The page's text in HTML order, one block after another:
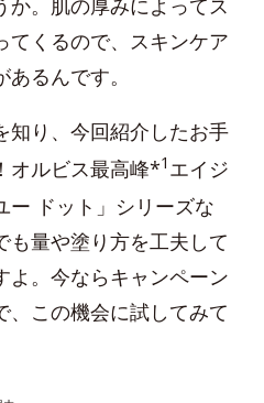
か。肌の厚みによってス
てくるので、スキンケア
るんです。
知り、今回紹介したお手
オルビス最高峰*1 エイジ
ー ドット」シリーズな
も量や塗り方を工夫して
よ。今ならキャンペーン
、この機会に試してみて